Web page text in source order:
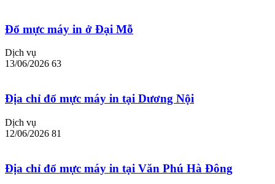
Đổ mực máy in ở Đại Mỗ
Dịch vụ
13/06/2026 63
Địa chỉ đổ mực máy in tại Dương Nội
Dịch vụ
12/06/2026 81
Địa chỉ đổ mực máy in tại Văn Phú Hà Đông